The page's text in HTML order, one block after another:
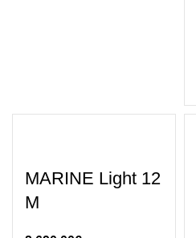
MARINE Light 12
M